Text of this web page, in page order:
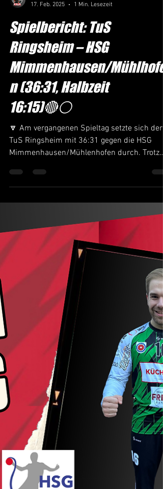
Admin
17. Feb. 2025
1 Min. Lesezeit
Spielbericht: TuS
Ringsheim – HSG
Mimmenhausen/Mühlhofe
n (36:31, Halbzeit
16:15)🔴⚪️
🔽 Am vergangenen Spieltag setzte sich der
TuS Ringsheim mit 36:31 gegen die HSG